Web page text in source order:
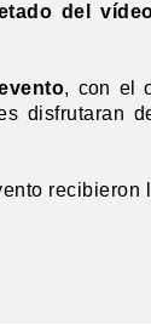
del
, con el
disfrutaran
recibieron